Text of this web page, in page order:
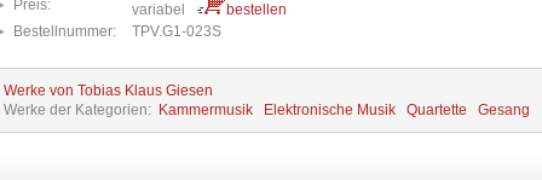
Preis:
variabel
bestellen
Bestellnummer:
TPV.G1-023S
Werke von Tobias Klaus Giesen
Werke der Kategorien: Kammermusik Elektronische Musik Quartette Gesang